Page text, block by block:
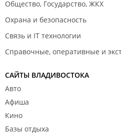
Общество, Государство, ЖКХ
Охрана и безопасность
Связь и IT технологии
Справочные, оперативные и
САЙТЫ ВЛАДИВОСТОКА
Авто
Афиша
Кино
Базы отдыха